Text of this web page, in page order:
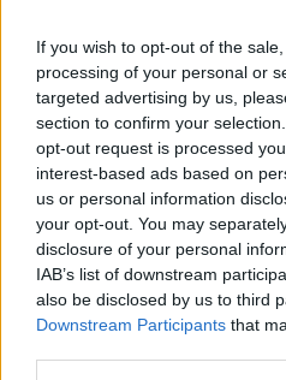
If you wish to opt-out of the
processing of your personal or
targeted advertising by us,
section to confirm your
opt-out request is processed
interest-based ads based on
us or personal information
your opt-out. You may
disclosure of your personal
IAB’s list of downstream
also be disclosed by us to third
Downstream Participants that
Προσθέστε το
Ο τραγουδιστής σπάει
από πολύ καιρό.
Έπειτα από μια μακρά